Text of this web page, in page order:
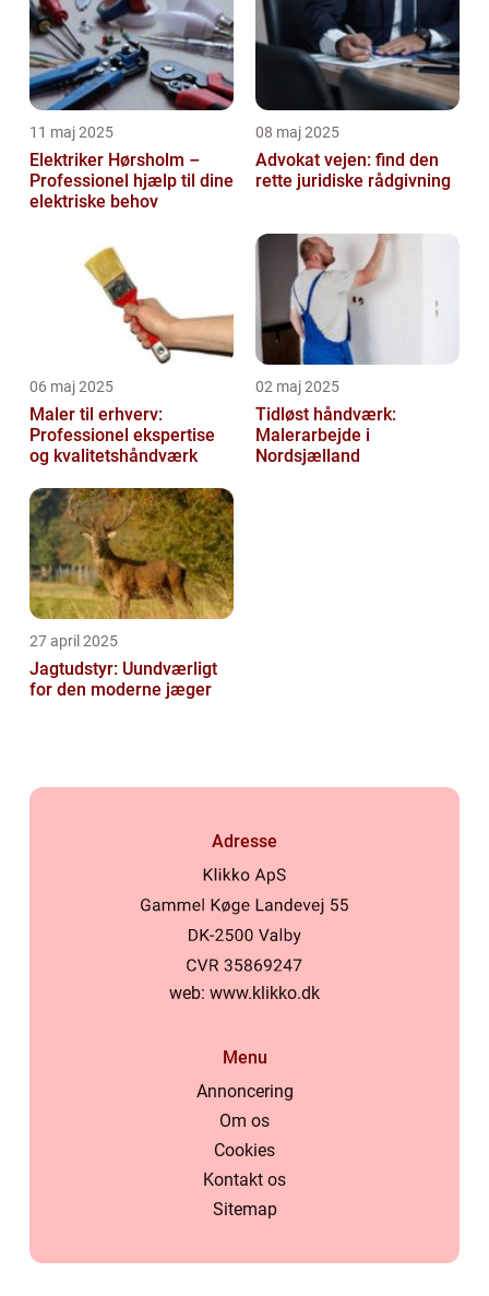
11 maj 2025
Elektriker Hørsholm –
Professionel hjælp til dine
elektriske behov
08 maj 2025
Advokat vejen: find den
rette juridiske rådgivning
06 maj 2025
Maler til erhverv:
Professionel ekspertise
og kvalitetshåndværk
02 maj 2025
Tidløst håndværk:
Malerarbejde i
Nordsjælland
27 april 2025
Jagtudstyr: Uundværligt
for den moderne jæger
Adresse
web: www.klikko.dk
Menu
Annoncering
Om os
Cookies
Kontakt os
Sitemap